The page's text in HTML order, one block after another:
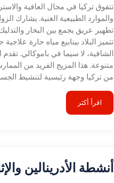
تتفوق تركيا في مجال العافية
والموارد الطبيعية الغنية. يشارك
تطهير عريق يجمع بين البخار
تتميز البلاد بينابيع مياه حارة
الشافية، لا سيما في باموكالي.
متنوعة. هذا المزيج الفريد من
من تركيا وجهة رئيسية لتنشيط
اقرأ أكثر
أنشطة الأدرينالين